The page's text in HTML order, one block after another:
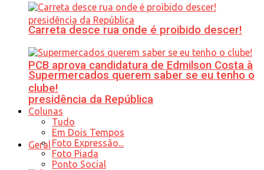
PCB aprova candidatura de Edmilson Costa à
presidência da República
Geral
Carreta desce rua onde é proibido descer!
Supermercados querem saber se eu tenho o
clube!
Colunas
Tudo
Em Dois Tempos
Foto Expressão...
Foto Piada
Ponto Social